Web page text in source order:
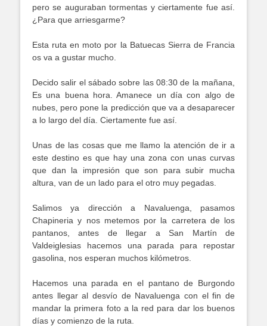
pero se auguraban tormentas y ciertamente fue así.
¿Para que arriesgarme?
Esta ruta en moto por la Batuecas Sierra de Francia
os va a gustar mucho.
Decido salir el sábado sobre las 08:30 de la mañana,
Es una buena hora. Amanece un día con algo de
nubes, pero pone la predicción que va a desaparecer
a lo largo del día. Ciertamente fue así.
Unas de las cosas que me llamo la atención de ir a
este destino es que hay una zona con unas curvas
que dan la impresión que son para subir mucha
altura, van de un lado para el otro muy pegadas.
Salimos ya dirección a Navaluenga, pasamos
Chapineria y nos metemos por la carretera de los
pantanos, antes de llegar a San Martín de
Valdeiglesias hacemos una parada para repostar
gasolina, nos esperan muchos kilómetros.
Hacemos una parada en el pantano de Burgondo
antes llegar al desvío de Navaluenga con el fin de
mandar la primera foto a la red para dar los buenos
días y comienzo de la ruta.